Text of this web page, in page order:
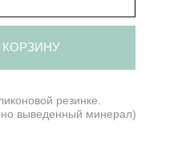
КОРЗИНУ
резинке.
выведенный минерал)